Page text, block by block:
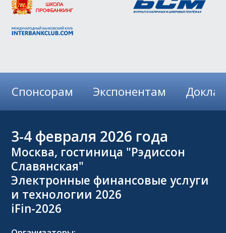
Спонсорам Экспонентам
3-4 февраля 2026 года
Москва, гостиница "Рэдиссон
Славянская"
Электронные финансовые услуги
и технологии 2026
iFin-2026